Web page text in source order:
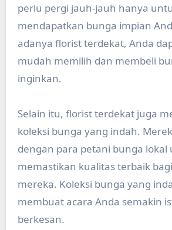
perlu pergi jauh-jauh hanya
mendapatkan bunga impian
adanya florist terdekat, Anda
mudah memilih dan membeli
inginkan.
Selain itu, florist terdekat juga
koleksi bunga yang indah.
dengan para petani bunga lokal
memastikan kualitas terbaik
mereka. Koleksi bunga yang
membuat acara Anda semakin
berkesan.